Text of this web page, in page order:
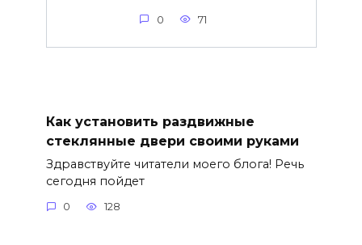
0 71
Как установить раздвижные
стеклянные двери своими руками
Здравствуйте читатели моего блога! Речь
сегодня пойдет
0 128